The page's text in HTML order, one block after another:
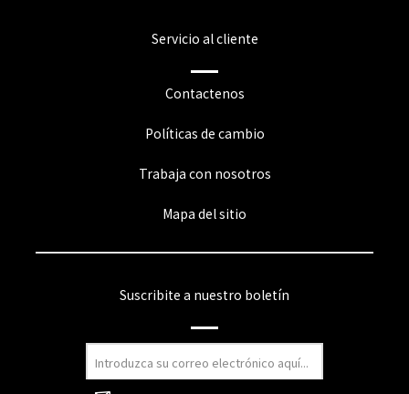
Servicio al cliente
Contactenos
Políticas de cambio
Trabaja con nosotros
Mapa del sitio
Suscribite a nuestro boletín